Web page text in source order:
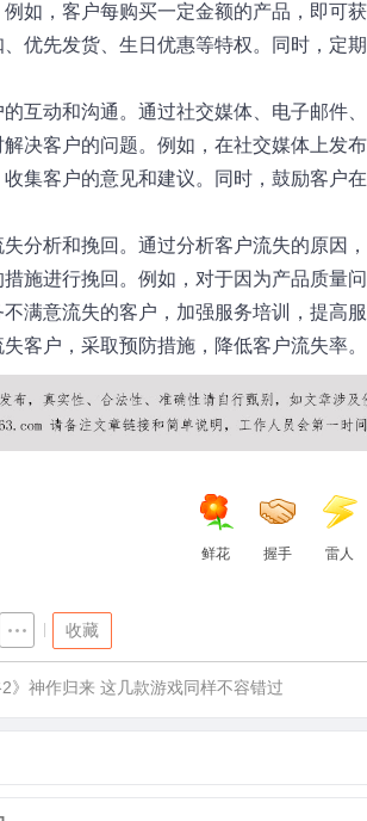
如，客户每购买一定金额的产品，即可
、优先发货、生日优惠等特权。同时，定
的互动和沟通。通过社交媒体、电子邮件
决客户的问题。例如，在社交媒体上发
收集客户的意见和建议。同时，鼓励客户
分析和挽回。通过分析客户流失的原因
施进行挽回。例如，对于因为产品质量
满意流失的客户，加强服务培训，提高
客户，采取预防措施，降低客户流失率。
鲜花 握手 雷人
收藏
2》神作归来 这几款游戏同样不容错过